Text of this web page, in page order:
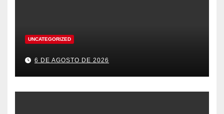
UNCATEGORIZED
6 DE AGOSTO DE 2026